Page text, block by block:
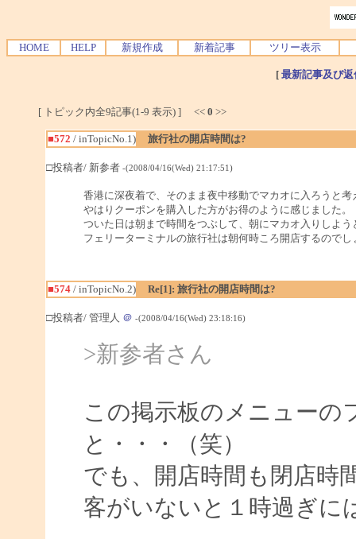
HOME HELP 新規作成 新着記事 ツリー表示
[ 最新記事及び
[ トピック内全9記事(1-9 表示) ] << 0 >>
■572 / inTopicNo.1) 旅行社の開店時間は?
□投稿者/ 新参者 -(2008/04/16(Wed) 21:17:51)
香港に深夜着で、そのまま夜中移動でマカオに入ろうと考
やはりクーポンを購入した方がお得のように感じました。
ついた日は朝まで時間をつぶして、朝にマカオ入りしよう
フェリーターミナルの旅行社は朝何時ころ開店するのでし
■574/ inTopicNo.2) Re[1]: 旅行社の開店時間は?
□投稿者/ 管理人 ＠ -(2008/04/16(Wed) 23:18:16)
>新参者さん
この掲示板のメニューの
と・・・（笑）
でも、開店時間も閉店時
客がいないと１時過ぎに